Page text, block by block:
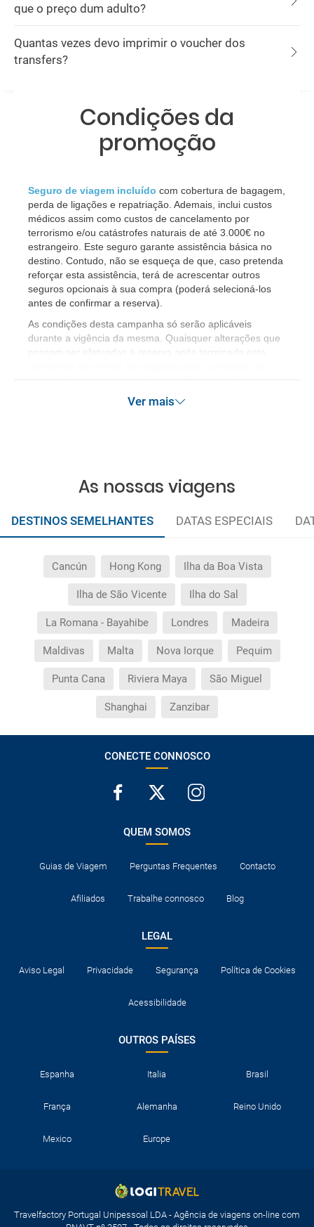
que o preço dum adulto?
Quantas vezes devo imprimir o voucher dos
transfers?
Condições da
promoção
Seguro de viagem incluído com cobertura de bagagem,
perda de ligações e repatriação. Ademais, inclui custos
médicos assim como custos de cancelamento por
terrorismo e/ou catástrofes naturais de até 3.000€ no
estrangeiro. Este seguro garante assistência básica no
destino. Contudo, não se esqueça de que, caso pretenda
reforçar esta assistência, terá de acrescentar outros
seguros opcionais à sua compra (poderá selecioná-los
antes de confirmar a reserva).
As condições desta campanha só serão aplicáveis
durante a vigência da mesma. Quaisquer alterações que
possam ser efetuadas à reserva após terminada esta
Ver mais
As nossas viagens
DESTINOS SEMELHANTES DATAS ESPECIAIS
Cancún Hong Kong Ilha da Boa Vista
Ilha de São Vicente Ilha do Sal
La Romana - Bayahibe Londres Madeira
Maldivas Malta Nova Iorque Pequim
Punta Cana Riviera Maya São Miguel
Shanghai Zanzibar
CONECTE CONNOSCO
QUEM SOMOS
Guias de Viagem Perguntas Frequentes Contacto
Afiliados Trabalhe connosco Blog
LEGAL
Aviso Legal Privacidade Segurança Política de Cookies
Acessibilidade
OUTROS PAÍSES
Espanha Italia Brasil
França Alemanha Reino Unido
Mexico Europe
Travelfactory Portugal Unipessoal LDA - Agência de viagens on-line com